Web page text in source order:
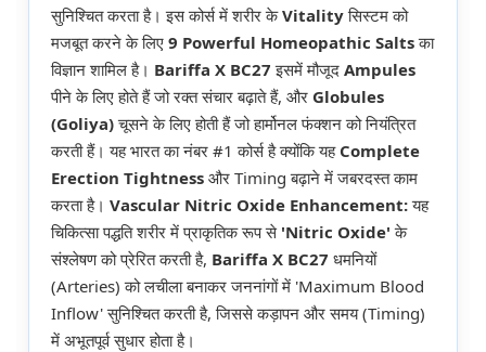
सुनिश्चित करता है। इस कोर्स में शरीर केVitalityसिस्टम को
मजबूत करने के लिए 9 Powerful Homeopathic Saltsका
विज्ञान शामिल है। Bariffa X BC27 इसमें मौजूद Ampules
पीने के लिए होते हैं जो रक्त संचार बढ़ाते हैं, और Globules
(Goliya)चूसने के लिए होती हैं जो हार्मोनल फंक्शन को नियंत्रित
करती हैं। यह भारत का नंबर #1 कोर्स है क्योंकि यह Complete
Erection Tightness और Timing बढ़ाने में जबरदस्त काम
करता है। Vascular Nitric Oxide Enhancement:यह
चिकित्सा पद्धति शरीर में प्राकृतिक रूप से 'Nitric Oxide' के
संश्लेषण को प्रेरित करती है, Bariffa X BC27 धमनियों
(Arteries) को लचीला बनाकर जननांगों में 'Maximum Blood
Inflow' सुनिश्चित करती है, जिससे कड़ापन और समय (Timing)
में अभूतपूर्व सुधार होता है।